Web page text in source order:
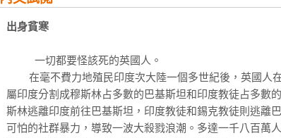
子。他的回憶錄引人入勝地帶我們窺見他從卑微的出身到
他在世界各地形形色色的軼聞，並充滿馬凱碩溫暖而親切
――夏希．塔魯爾（Shashi Tharoor），作家、國會議員、
        亞洲的崛起是我們這個時代偉大的經濟和政治故事。沒有人的人生故事比馬凱碩――他擁有印度
血統，成長於多種族的新加坡，並對西方思想和成就有
及為何發生。因此，本書不只是當今不斷變化的全球秩序
第十二章　快樂的結局
出身貧寒
屬印度分割成穆斯林占多數的巴基斯坦和印度教徒占多數
斯林逃離印度前往巴基斯坦，印度教徒和錫克教徒則逃離
可怕的社群暴力，導致一波大殺戮浪潮。多達一千八百萬